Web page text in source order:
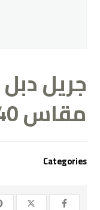
جريل
مقاس 40
Categories